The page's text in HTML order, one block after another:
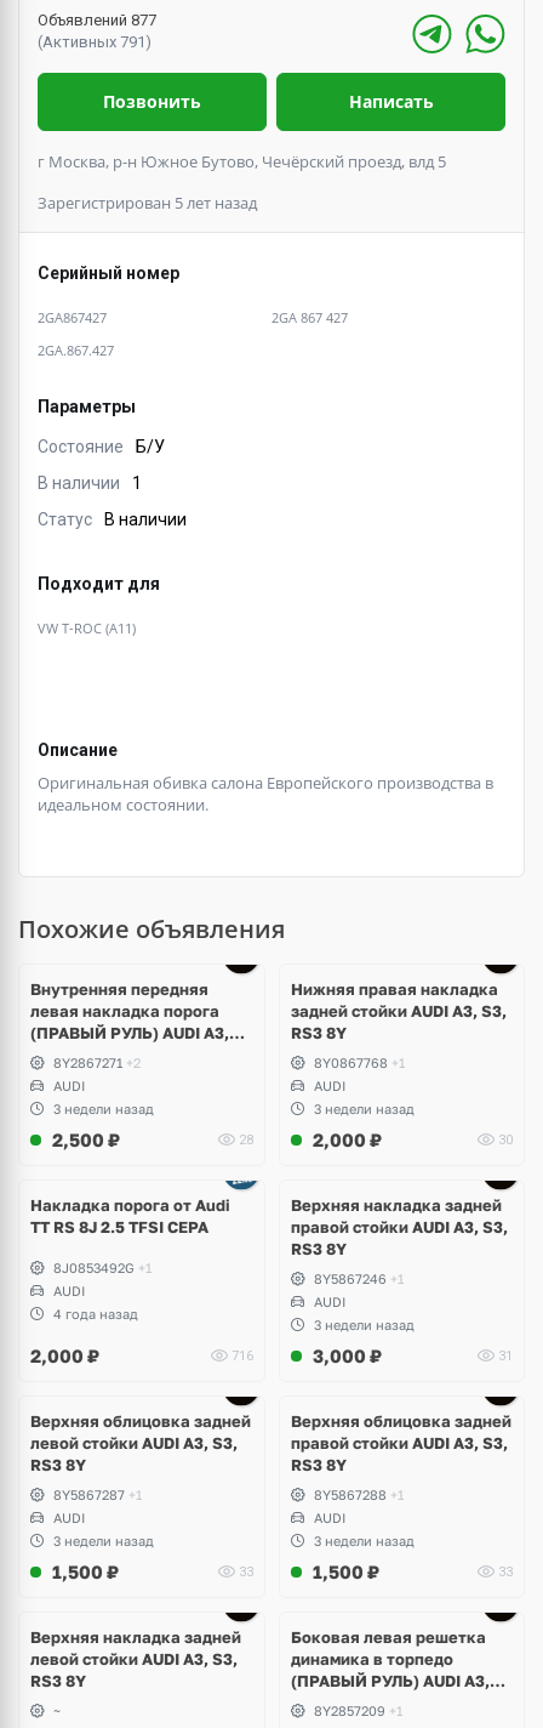
Объявлений 877
(Активных 791)
Позвонить Написать
г Москва, р-н Южное Бутово, Чечёрский проезд, влд 5
Зарегистрирован 5 лет назад
Серийный номер
2GA867427
2GA 867 427
2GA.867.427
Параметры
Состояние
Б/У
В наличии
1
Статус
В наличии
Подходит для
VW T-ROC (A11)
Описание
Оригинальная обивка салона Европейского производства в
идеальном состоянии.
Похожие объявления
Внутренняя передняя
левая накладка порога
(ПРАВЫЙ РУЛЬ) AUDI A3,
S3, RS3 8Y
8Y2867271 +2
AUDI
3 недели назад
2,500 ₽ 28
Нижняя правая накладка
задней стойки AUDI A3, S3,
RS3 8Y
8Y0867768 +1
AUDI
3 недели назад
2,000 ₽ 30
Накладка порога от Audi
TT RS 8J 2.5 TFSI CEPA
8J0853492G +1
AUDI
4 года назад
2,000 ₽ 716
Верхняя накладка задней
правой стойки AUDI A3, S3,
RS3 8Y
8Y5867246 +1
AUDI
3 недели назад
3,000 ₽ 31
Верхняя облицовка задней
левой стойки AUDI A3, S3,
RS3 8Y
8Y5867287 +1
AUDI
3 недели назад
1,500 ₽ 33
Верхняя облицовка задней
правой стойки AUDI A3, S3,
RS3 8Y
8Y5867288 +1
AUDI
3 недели назад
1,500 ₽ 33
Верхняя накладка задней
левой стойки AUDI A3, S3,
RS3 8Y
~
Боковая левая решетка
динамика в торпедо
(ПРАВЫЙ РУЛЬ) AUDI A3,
S3, RS3 8Y
8Y2857209 +1